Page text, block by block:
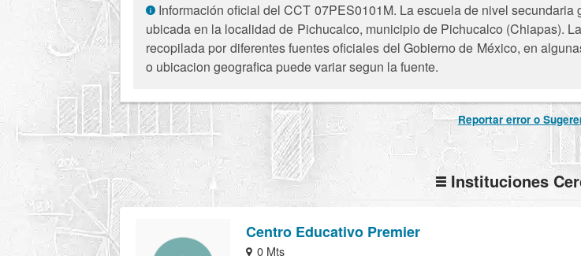
Información oficial del CCT 07PES0101M. La escuela de nivel
ubicada en la localidad de Pichucalco, municipio de Pichucalco (Chiapas).
recopilada por diferentes fuentes oficiales del Gobierno de México, en
o ubicacion geografica puede variar segun la fuente.
Reportar error o
Instituciones
Centro Educativo Premier
0 Mts